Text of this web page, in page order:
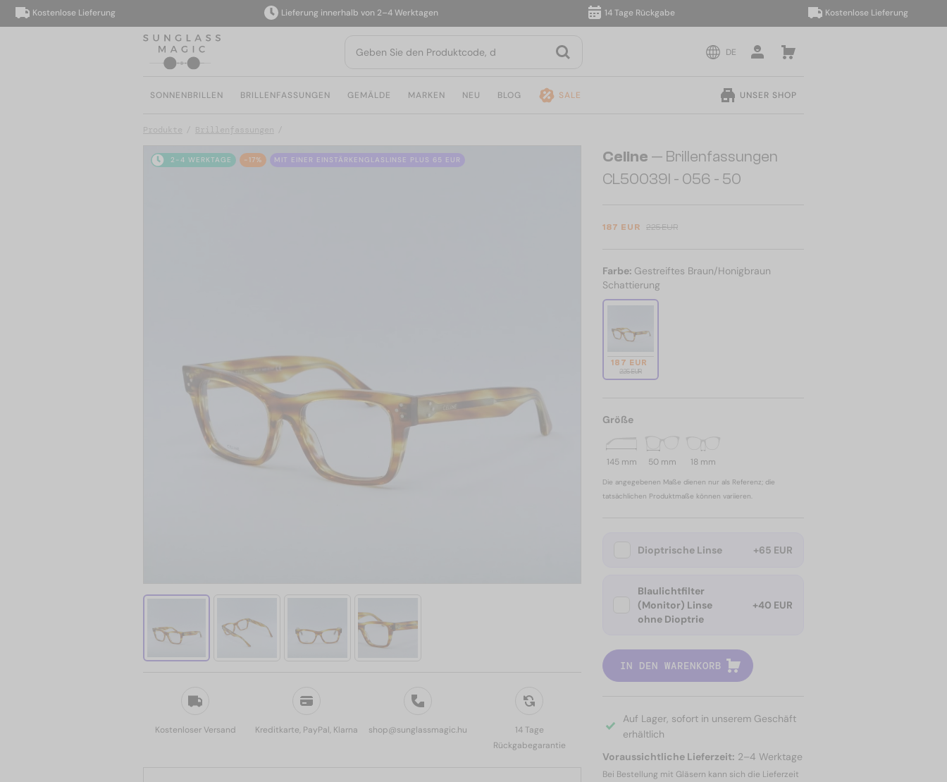
Kostenlose Lieferung Lieferung innerhalb von 2–4 Werktagen 14 Tage Rückgabe Kostenlose Lieferung
DE
SONNENBRILLEN BRILLENFASSUNGEN GEMÄLDE MARKEN NEU BLOG SALE UNSER SHOP
Produkte Brillenfassungen
2-4 WERKTAGE -17% MIT EINER EINSTÄRKENGLASLINSE PLUS 65 EUR
Kostenloser Versand Kreditkarte, PayPal, Klarna shop@sunglassmagic.hu
14 Tage
Rückgabegarantie
Celine — Brillenfassungen
CL50039I - 056 - 50
187 EUR 225 EUR
Farbe: Gestreiftes Braun/Honigbraun
Schattierung
187 EUR
225 EUR
Größe
145 mm 50 mm 18 mm
Die angegebenen Maße dienen nur als Referenz; die
tatsächlichen Produktmaße können variieren.
Dioptrische Linse +65 EUR
Blaulichtfilter
(Monitor) Linse
ohne Dioptrie
+40 EUR
IN DEN WARENKORB
Auf Lager, sofort in unserem Geschäft
erhältlich
Voraussichtliche Lieferzeit: 2–4 Werktage
Bei Bestellung mit Gläsern kann sich die Lieferzeit